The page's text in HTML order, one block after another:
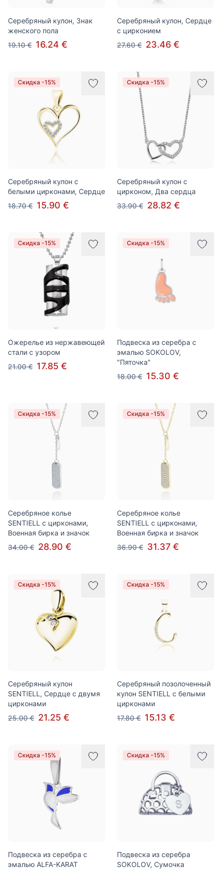
Серебряный кулон, Знак
женского пола
19.10 € 16.24 €
Серебряный кулон, Сердце
с цирконием
27.60 € 23.46 €
Скидка -15%
Серебряный кулон с
белыми цирконами, Сердце
18.70 € 15.90 €
Скидка -15%
Серебряный кулон с
цирконом, Два сердца
33.90 € 28.82 €
Скидка -15%
Ожерелье из нержавеющей
стали с узором
21.00 € 17.85 €
Скидка -15%
Подвеска из серебра с
эмалью SOKOLOV,
"Пяточка"
18.00 € 15.30 €
Скидка -15%
Серебряное колье
SENTIELL с цирконами,
Военная бирка и значок
34.00 € 28.90 €
Скидка -15%
Серебряное колье
SENTIELL с цирконами,
Военная бирка и значок
36.90 € 31.37 €
Скидка -15%
Серебряный кулон
SENTIELL, Сердце с двумя
цирконами
25.00 € 21.25 €
Скидка -15%
Серебряный позолоченный
кулон SENTIELL с белыми
цирконами
17.80 € 15.13 €
Скидка -15%
Подвеска из серебра с
эмалью ALFA-KARAT
Скидка -15%
Подвеска из серебра
SOKOLOV, Сумочка